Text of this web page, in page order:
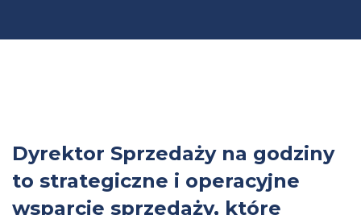
Dyrektor Sprzedaży na godziny
to strategiczne i operacyjne
wsparcie sprzedaży, które